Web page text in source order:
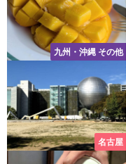
九州・沖縄 その他
名古屋